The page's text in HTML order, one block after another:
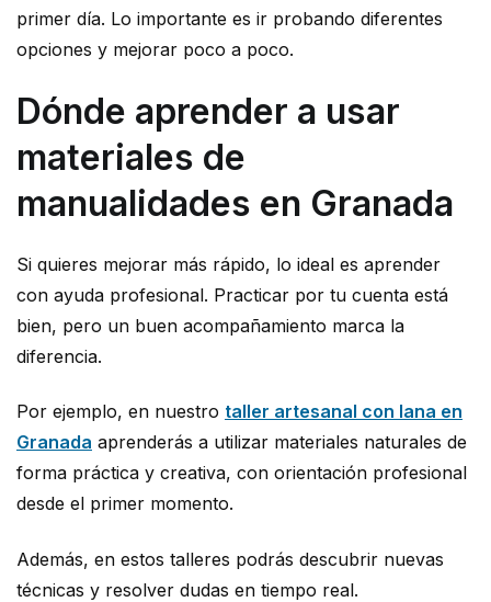
primer día. Lo importante es ir probando diferentes
opciones y mejorar poco a poco.
Dónde aprender a usar
materiales de
manualidades en Granada
Si quieres mejorar más rápido, lo ideal es aprender
con ayuda profesional. Practicar por tu cuenta está
bien, pero un buen acompañamiento marca la
diferencia.
Por ejemplo, en nuestro taller artesanal con lana en
Granada aprenderás a utilizar materiales naturales de
forma práctica y creativa, con orientación profesional
desde el primer momento.
Además, en estos talleres podrás descubrir nuevas
técnicas y resolver dudas en tiempo real.